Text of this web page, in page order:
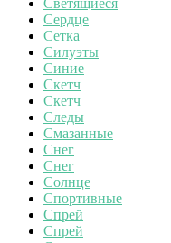
Сердце
Сетка
Силуэты
Синие
Скетч
Скетч
Следы
Смазанные
Снег
Снег
Солнце
Спортивные
Спрей
Спрей